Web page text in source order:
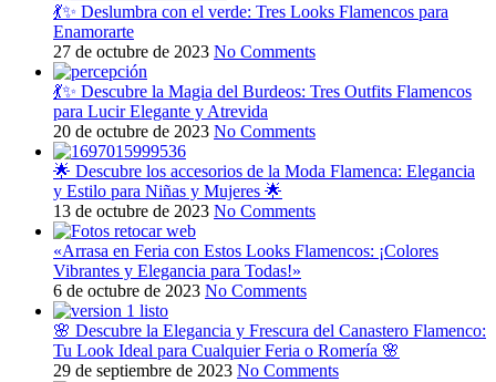
💃✨ Deslumbra con el verde: Tres Looks Flamencos para
Enamorarte
27 de octubre de 2023 No Comments
💃✨ Descubre la Magia del Burdeos: Tres Outfits Flamencos
para Lucir Elegante y Atrevida
20 de octubre de 2023 No Comments
🌟 Descubre los accesorios de la Moda Flamenca: Elegancia
y Estilo para Niñas y Mujeres 🌟
13 de octubre de 2023 No Comments
«Arrasa en Feria con Estos Looks Flamencos: ¡Colores
Vibrantes y Elegancia para Todas!»
6 de octubre de 2023 No Comments
🌸 Descubre la Elegancia y Frescura del Canastero Flamenco:
Tu Look Ideal para Cualquier Feria o Romería 🌸
29 de septiembre de 2023 No Comments